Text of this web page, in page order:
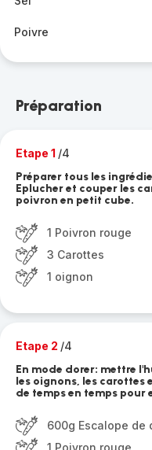
Poivre
Préparation
Etape 1 /4
Préparer tous les
Eplucher et couper les
poivron en petit cube.
1 Poivron rouge
3 Carottes
1 oignon
Etape 2 /4
En mode dorer: mettre
les oignons, les carottes
de temps en temps pour
600g Escalope de
1 Poivron rouge